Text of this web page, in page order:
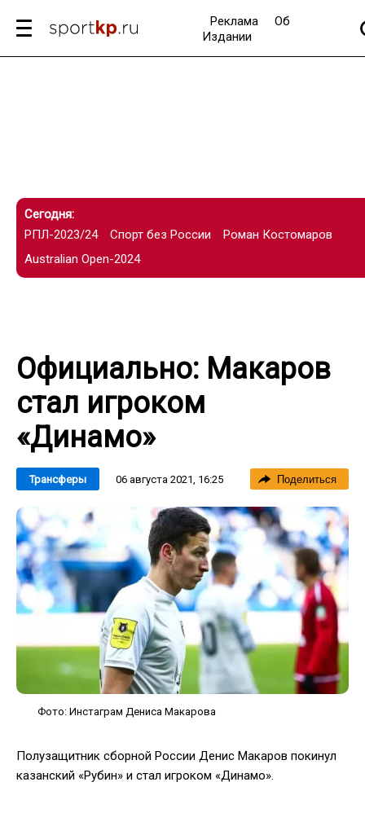
Реклама
Об
Издании
Сегодня:
РПЛ-2023/24
Спорт без России
Роман Костомаров
Australian Open-2024
Официально: Макаров
стал игроком
«Динамо»
Трансферы 06 августа 2021, 16:25 Поделиться
Фото: Инстаграм Дениса Макарова
Полузащитник сборной России Денис Макаров покинул
казанский «Рубин» и стал игроком «Динамо».